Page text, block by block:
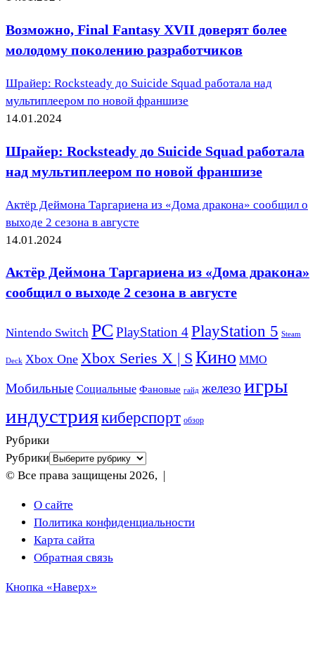
Возможно, Final Fantasy XVII доверят более
молодому поколению разработчиков
Шрайер: Rocksteady до Suicide Squad работала над
мультиплеером по новой франшизе
14.01.2024
Шрайер: Rocksteady до Suicide Squad работала
над мультиплеером по новой франшизе
Актёр Деймона Таргариена из «Дома дракона» сообщил о
выходе 2 сезона в августе
14.01.2024
Актёр Деймона Таргариена из «Дома дракона»
сообщил о выходе 2 сезона в августе
Nintendo Switch PC PlayStation 4PlayStation 5 Steam
Deck Xbox One Xbox Series X | S Кино ММО
Мобильные Социальные Фановые гайд железо игры
индустриякиберспорт обзор
Рубрики
Рубрики
© Все права защищены 2026, |
О сайте
Политика конфиденциальности
Карта сайта
Обратная связь
Кнопка «Наверх»